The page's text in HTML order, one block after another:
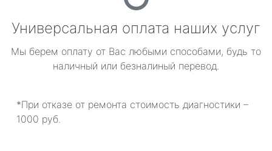
Универсальная оплата наших услуг
Мы берем оплату от Вас любыми способами, будь то
наличный или безналиный перевод.
*При отказе от ремонта стоимость диагностики –
1000 руб.